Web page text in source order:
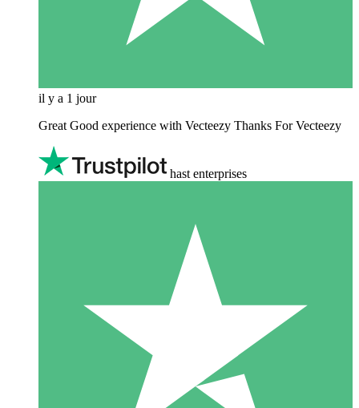
il y a 1 jour
Great Good experience with Vecteezy Thanks For Vecteezy
hast enterprises